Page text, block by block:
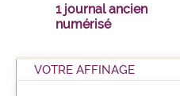
1 journal ancien
numérisé
VOTRE AFFINAGE